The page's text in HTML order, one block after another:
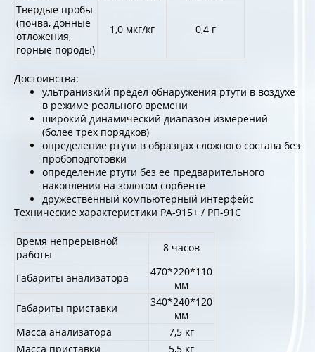
Твердые пробы
(почва, донные
отложения,
горные породы)
1,0 мкг/кг 0,4 г
Достоинства:
ультранизкий предел обнаружения ртути в воздухе
в режиме реального времени
широкий динамический диапазон измерений
(более трех порядков)
определение ртути в образцах сложного состава без
пробоподготовки
определение ртути без ее предварительного
накопления на золотом сорбенте
дружественный компьютерный интерфейс
Технические характеристики РА-915+ / РП-91С
Время непрерывной
работы
8 часов
Габариты анализатора
470*220*110
мм
Габариты приставки
340*240*120
мм
Масса анализатора
7,5 кг
Масса приставки
5,5 кг